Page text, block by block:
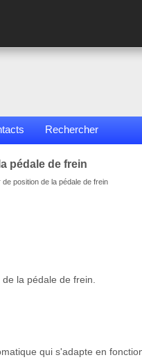
Rechercher
pédale de frein
de position de la pédale de frein
la pédale de frein.
qui s'adapte en